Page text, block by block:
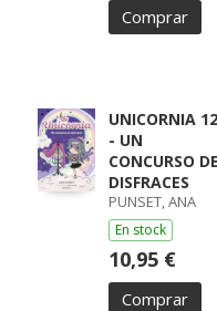
Comprar
UNICORNIA 12
- UN
CONCURSO DE
DISFRACES
PUNSET, ANA
En stock
10,95 €
Comprar